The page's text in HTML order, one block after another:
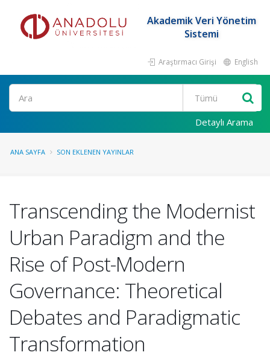
Akademik Veri Yönetim
Sistemi
Araştırmacı Girişi English
Ara
Detaylı Arama
ANA SAYFA SON EKLENEN YAYINLAR
Transcending the Modernist
Urban Paradigm and the
Rise of Post-Modern
Governance: Theoretical
Debates and Paradigmatic
Transformation